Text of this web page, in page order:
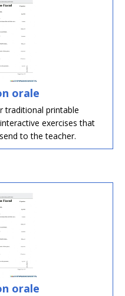
orale
traditional printable
exercises that
to the teacher.
orale